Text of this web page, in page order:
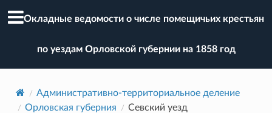
Окладные ведомости о числе помещичьих крестьян
по уездам Орловской губернии на 1858 год
Административно-территориальное деление
Орловская губерния
Севский уезд